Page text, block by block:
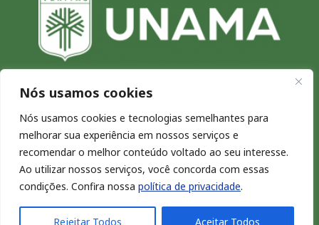
Nós usamos cookies
Nós usamos cookies e tecnologias semelhantes para
melhorar sua experiência em nossos serviços e
recomendar o melhor conteúdo voltado ao seu interesse.
Ao utilizar nossos serviços, você concorda com essas
condições. Confira nossa política de privacidade.
Rejeitar Todos Aceitar Todos
Blog da UNAMA - Excelência por
natureza
Copyright © 2026. Todos os direitos reservados.